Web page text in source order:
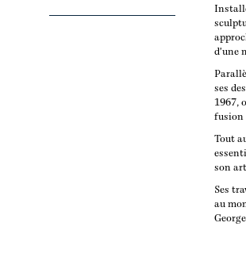
d'une
ses
1967,
fusion
Tout
son
Ses
au